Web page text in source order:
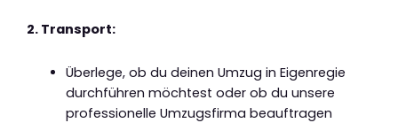
2. Transport:
Überlege, ob du deinen Umzug in Eigenregie
durchführen möchtest oder ob du unsere
professionelle Umzugsfirma beauftragen